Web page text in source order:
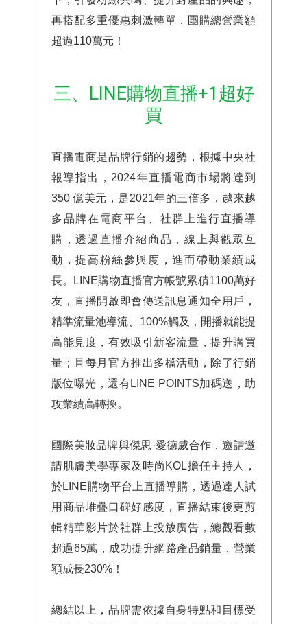
再搭配多重優惠刺激轉單，團購總營業額
超過110萬元！
三、LINE購物直播+1超好
買
直播電商是品牌行銷的趨勢，根據中央社
報導指出，2024年直播電商市場將達到
350 億美元，是2021年的三倍多，越來越
多品牌在電商平台、社群上進行直播導
購，透過直播介紹商品，線上與觀眾互
動，提高粉絲參與度，進而帶動業績成
長。LINE購物直播官方帳號累積1100萬好
友，直播開啟即會傳送訊息通知全用戶，
精準流量池導流、100%觸及，開播就能提
高能見度，有效吸引新客流量，提升購買
量；且每月官方推出多檔活動，除了行銷
版位曝光，還有LINE POINTS加碼送，助
攻業績高轉換。
國際美妝品牌與傑思·愛德威合作，邀請邀
請肌膚美學專家及時尚KOL擔任主持人，
於LINE購物平台上直播導購，透過達人試
用商品堆疊口碑好感度，直播結束後更剪
輯精華影片於社群上投放廣告，總觀看數
超過65萬，成功提升網路產品銷量，營業
額成長230%！
總結以上，品牌需依據自身特點和目標受